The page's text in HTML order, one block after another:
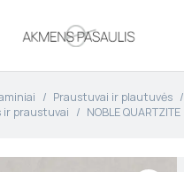
/ Praustuvai ir plautuvės /
ir praustuvai / NOBLE QUARTZITE